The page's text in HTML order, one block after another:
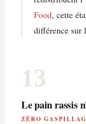
Food, cette
différence sur
13
Le pain rassis
ZÉRO